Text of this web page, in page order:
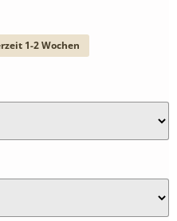
von 5 Sternen
1-2 Wochen